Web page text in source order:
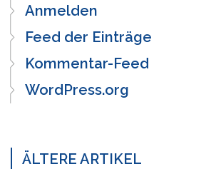
Anmelden
Feed der Einträge
Kommentar-Feed
WordPress.org
ÄLTERE ARTIKEL